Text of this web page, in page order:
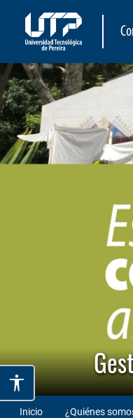
Inicio ¿Quiénes